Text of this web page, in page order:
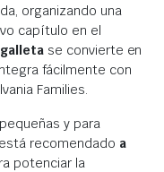
organizando una
capítulo en el
se convierte en
fácilmente con
Families.
y para
recomendado a
potenciar la